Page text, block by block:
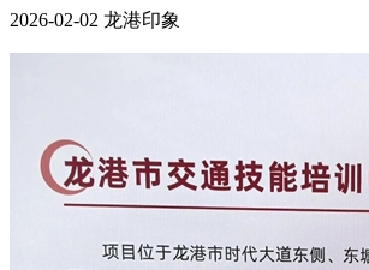
2026-02-02 龙港印象